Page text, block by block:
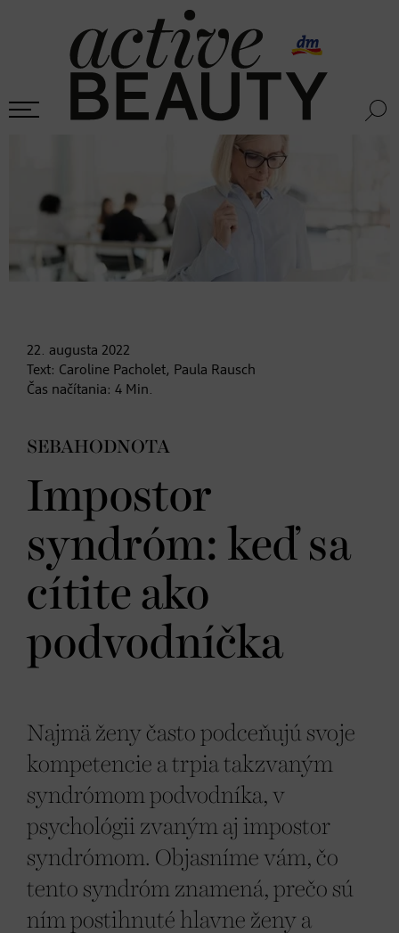
22. augusta 2022
Text: Caroline Pacholet, Paula Rausch
Čas načítania: 4 Min.
SEBAHODNOTA
Impostor
syndróm: keď sa
cítite ako
podvodníčka
Najmä ženy často podceňujú svoje
kompetencie a trpia takzvaným
syndrómom podvodníka, v
psychológii zvaným aj impostor
syndrómom. Objasníme vám, čo
tento syndróm znamená, prečo sú
ním postihnuté hlavne ženy a